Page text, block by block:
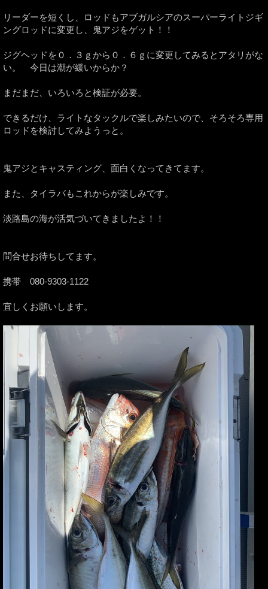
リーダーを短くし、ロッドもアブガルシアのスーパーライトジギ
ングロッドに変更し、鬼アジをゲット！！
ジグヘッドを０．３ｇから０．６ｇに変更してみるとアタリがな
い。 今日は潮が緩いからか？
まだまだ、いろいろと検証が必要。
できるだけ、ライトなタックルで楽しみたいので、そろそろ専用
ロッドを検討してみようっと。
鬼アジとキャスティング、面白くなってきてます。
また、タイラバもこれからが楽しみです。
淡路島の海が活気づいてきましたよ！！
問合せお待ちしてます。
携帯 080-9303-1122
宜しくお願いします。